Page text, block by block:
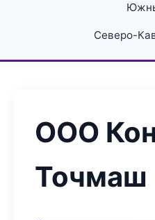
Северо-
ООО
Точмаш